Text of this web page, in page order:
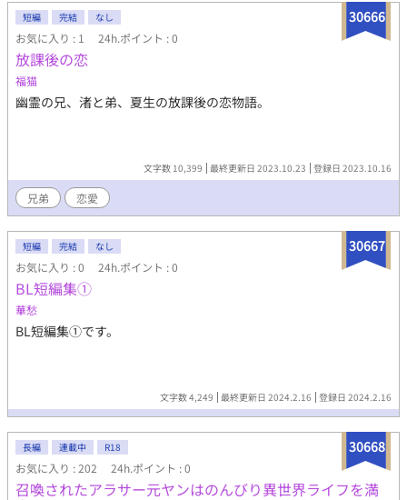
30666
短編 完結 なし
お気に入り : 1 24h.ポイント : 0
放課後の恋
福猫
幽霊の兄、渚と弟、夏生の放課後の恋物語。
文字数 10,399 最終更新日 2023.10.23 登録日 2023.10.16
兄弟 恋愛
30667
短編 完結 なし
お気に入り : 0 24h.ポイント : 0
BL短編集①
華愁
BL短編集①です。
文字数 4,249 最終更新日 2024.2.16 登録日 2024.2.16
30668
長編 連載中 R18
お気に入り : 202 24h.ポイント : 0
召喚されたアラサー元ヤンはのんびり異世界ライフを満